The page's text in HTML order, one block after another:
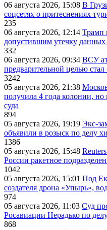
06 августа 2026, 15:08 В
соцсетях о притеснениях
235
06 августа 2026, 12:14 Трамп
допустившим утечку
332
06 августа 2026, 09:34 ВСУ
предварительной целью
3242
05 августа 2026, 21:38
получила 4 года колонии,
суда
894
05 августа 2026, 19:19 Экс-
объявили в розыск по делу
1386
05 августа 2026, 15:48
России ракетное
1042
05 августа 2026, 15:01 Под
создателя дрона «Упырь»,
974
05 августа 2026, 11:03 Суд
Росавиации Нерадько по
868